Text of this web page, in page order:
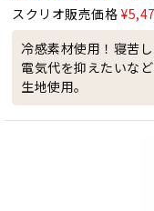
スクリオ販売価格 ¥
冷感素材使用！寝苦
電気代を抑えたいな
生地使用。